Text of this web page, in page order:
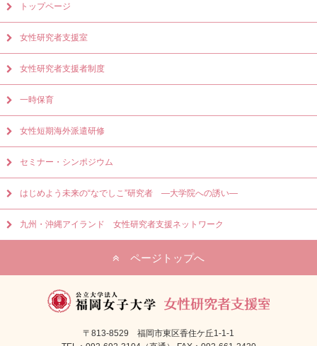
トップページ
女性研究者支援室
女性研究者支援者制度
一時保育
女性短期海外派遣研修
セミナー・シンポジウム
はじめよう未来の“なでしこ”研究者 ―大学院への誘い―
九州・沖縄アイランド 女性研究者支援ネットワーク
ページトップへ
〒813-8529 福岡市東区香住ケ丘1-1-1